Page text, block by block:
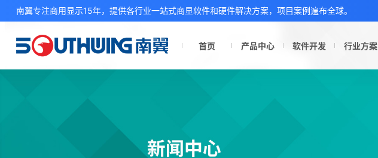
南翼专注商用显示15年，提供各行业一站式商显软件和硬件解决方案，项目案例遍布全球。
首页 产品中心 软件开发 行业方案